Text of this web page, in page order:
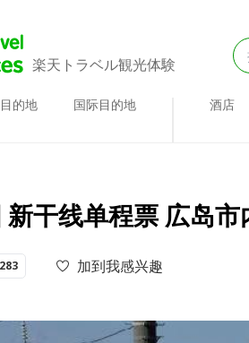
楽天トラベル観光体験
的地 国际目的地 酒店
新干线单程票 広岛
加到我感兴趣